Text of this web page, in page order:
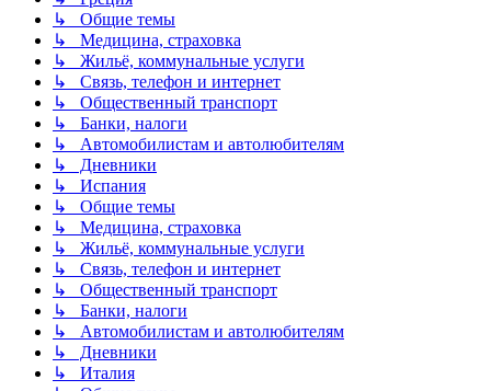
↳ Общие темы
↳ Медицина, страховка
↳ Жильё, коммунальные услуги
↳ Связь, телефон и интернет
↳ Общественный транспорт
↳ Банки, налоги
↳ Автомобилистам и автолюбителям
↳ Дневники
↳ Испания
↳ Общие темы
↳ Медицина, страховка
↳ Жильё, коммунальные услуги
↳ Связь, телефон и интернет
↳ Общественный транспорт
↳ Банки, налоги
↳ Автомобилистам и автолюбителям
↳ Дневники
↳ Италия